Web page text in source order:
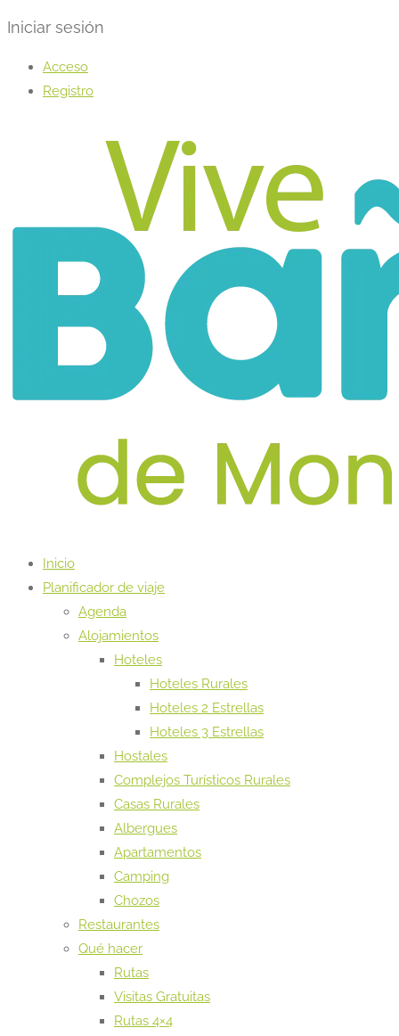
Iniciar sesión
Acceso
Registro
Inicio
Planificador de viaje
Agenda
Alojamientos
Hoteles
Hoteles Rurales
Hoteles 2 Estrellas
Hoteles 3 Estrellas
Hostales
Complejos Turísticos Rurales
Casas Rurales
Albergues
Apartamentos
Camping
Chozos
Restaurantes
Qué hacer
Rutas
Visitas Gratuitas
Rutas 4×4